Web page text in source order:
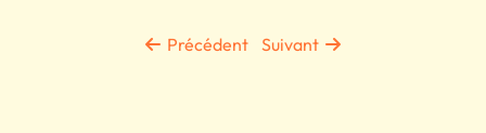
Précédent Suivant